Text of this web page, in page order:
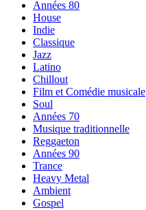
Années 80
House
Indie
Classique
Jazz
Latino
Chillout
Film et Comédie musicale
Soul
Années 70
Musique traditionnelle
Reggaeton
Années 90
Trance
Heavy Metal
Ambient
Gospel